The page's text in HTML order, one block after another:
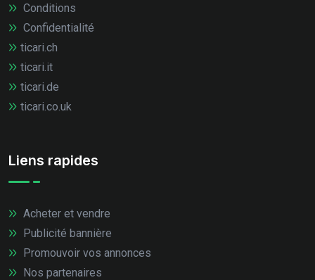
Conditions
Confidentialité
ticari.ch
ticari.it
ticari.de
ticari.co.uk
Liens rapides
Acheter et vendre
Publicité bannière
Promouvoir vos annonces
Nos partenaires